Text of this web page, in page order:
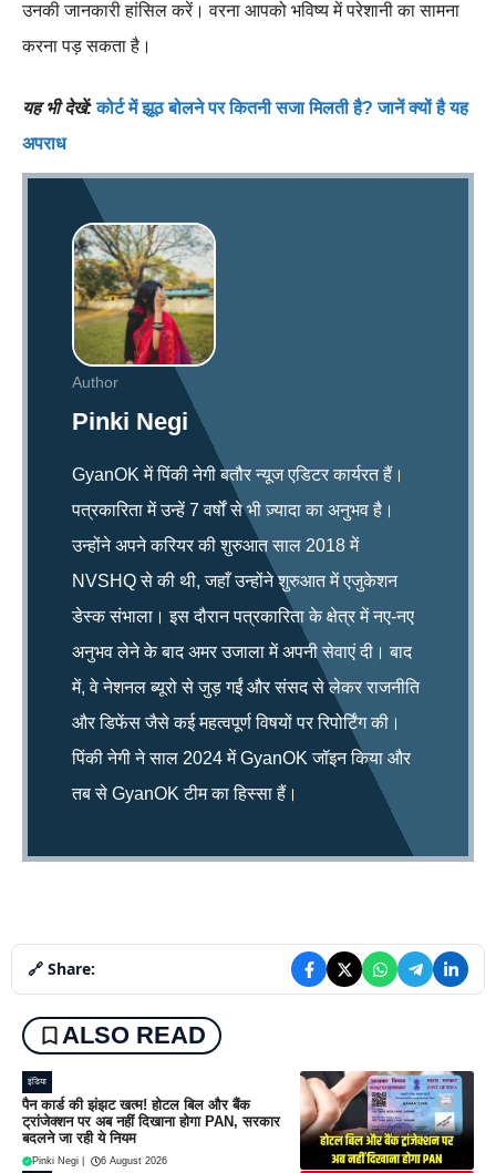
उनकी जानकारी हांसिल करें। वरना आपको भविष्य में परेशानी का सामना
करना पड़ सकता है।
यह भी देखें: कोर्ट में झूठ बोलने पर कितनी सजा मिलती है? जानें क्यों है यह
अपराध
Author
Pinki Negi
GyanOK में पिंकी नेगी बतौर न्यूज एडिटर कार्यरत हैं।
पत्रकारिता में उन्हें 7 वर्षों से भी ज़्यादा का अनुभव है।
उन्होंने अपने करियर की शुरुआत साल 2018 में
NVSHQ से की थी, जहाँ उन्होंने शुरुआत में एजुकेशन
डेस्क संभाला। इस दौरान पत्रकारिता के क्षेत्र में नए-नए
अनुभव लेने के बाद अमर उजाला में अपनी सेवाएं दी। बाद
में, वे नेशनल ब्यूरो से जुड़ गईं और संसद से लेकर राजनीति
और डिफेंस जैसे कई महत्वपूर्ण विषयों पर रिपोर्टिंग की।
पिंकी नेगी ने साल 2024 में GyanOK जॉइन किया और
तब से GyanOK टीम का हिस्सा हैं।
🔗 Share:
ALSO READ
इंडिया
पैन कार्ड की झंझट खत्म! होटल बिल और बैंक
ट्रांजेक्शन पर अब नहीं दिखाना होगा PAN, सरकार
बदलने जा रही ये नियम
Pinki Negi 6 August 2026